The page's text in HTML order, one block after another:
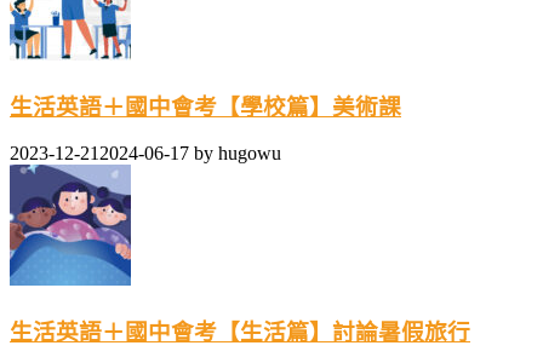
生活英語＋國中會考【學校篇】美術課
2023-12-212024-06-17 by hugowu
生活英語＋國中會考【生活篇】討論暑假旅行